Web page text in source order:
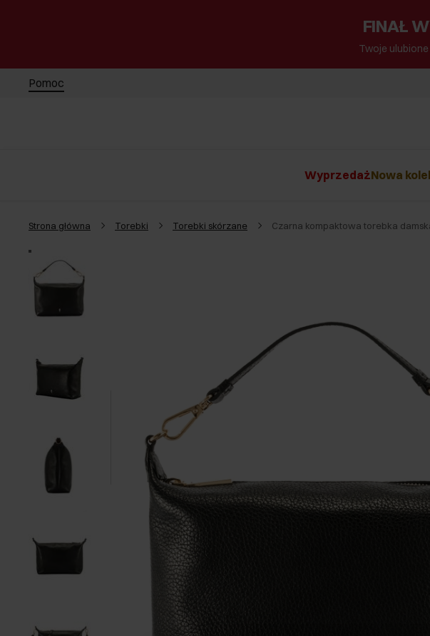
FINAŁ
Twoje
Pomoc
WyprzedażNowa
Strona główna Torebki Torebki skórzane Czarna kompaktowa torebka